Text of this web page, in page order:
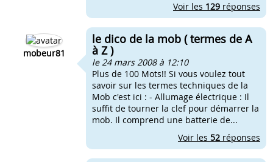
Voir les 129 réponses
mobeur81
le dico de la mob ( termes de A
à Z )
le 24 mars 2008 à 12:10
Plus de 100 Mots!! Si vous voulez tout
savoir sur les termes techniques de la
Mob c'est ici : - Allumage électrique : Il
suffit de tourner la clef pour démarrer la
mob. Il comprend une batterie de...
Voir les 52 réponses